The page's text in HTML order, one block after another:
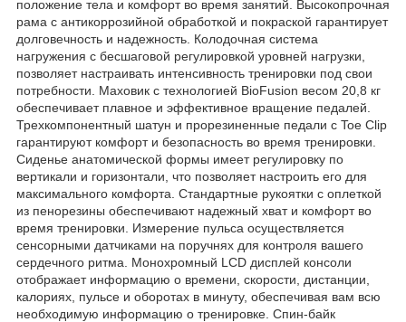
положение тела и комфорт во время занятий. Высокопрочная
рама с антикоррозийной обработкой и покраской гарантирует
долговечность и надежность. Колодочная система
нагружения с бесшаговой регулировкой уровней нагрузки,
позволяет настраивать интенсивность тренировки под свои
потребности. Маховик с технологией BioFusion весом 20,8 кг
обеспечивает плавное и эффективное вращение педалей.
Трехкомпонентный шатун и прорезиненные педали с Toe Clip
гарантируют комфорт и безопасность во время тренировки.
Сиденье анатомической формы имеет регулировку по
вертикали и горизонтали, что позволяет настроить его для
максимального комфорта. Стандартные рукоятки с оплеткой
из пенорезины обеспечивают надежный хват и комфорт во
время тренировки. Измерение пульса осуществляется
сенсорными датчиками на поручнях для контроля вашего
сердечного ритма. Монохромный LCD дисплей консоли
отображает информацию о времени, скорости, дистанции,
калориях, пульсе и оборотах в минуту, обеспечивая вам всю
необходимую информацию о тренировке. Спин-байк